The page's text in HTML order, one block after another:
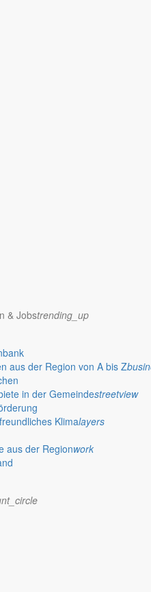
& Jobstrending_up
aus der Region von A bis Z
in der Gemeindestreetview
Klimalayers
aus der Regionwork
Einrichtung kennenlernen,
von 9 bis 10.30 Uhr zur
Stellen errichtet werden.